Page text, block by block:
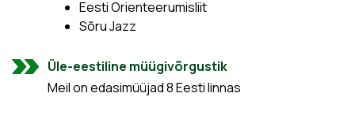
Eesti Orienteerumisliit
Sõru Jazz
Üle-eestiline müügivõrgustik
Meil on edasimüüjad 8 Eesti linnas